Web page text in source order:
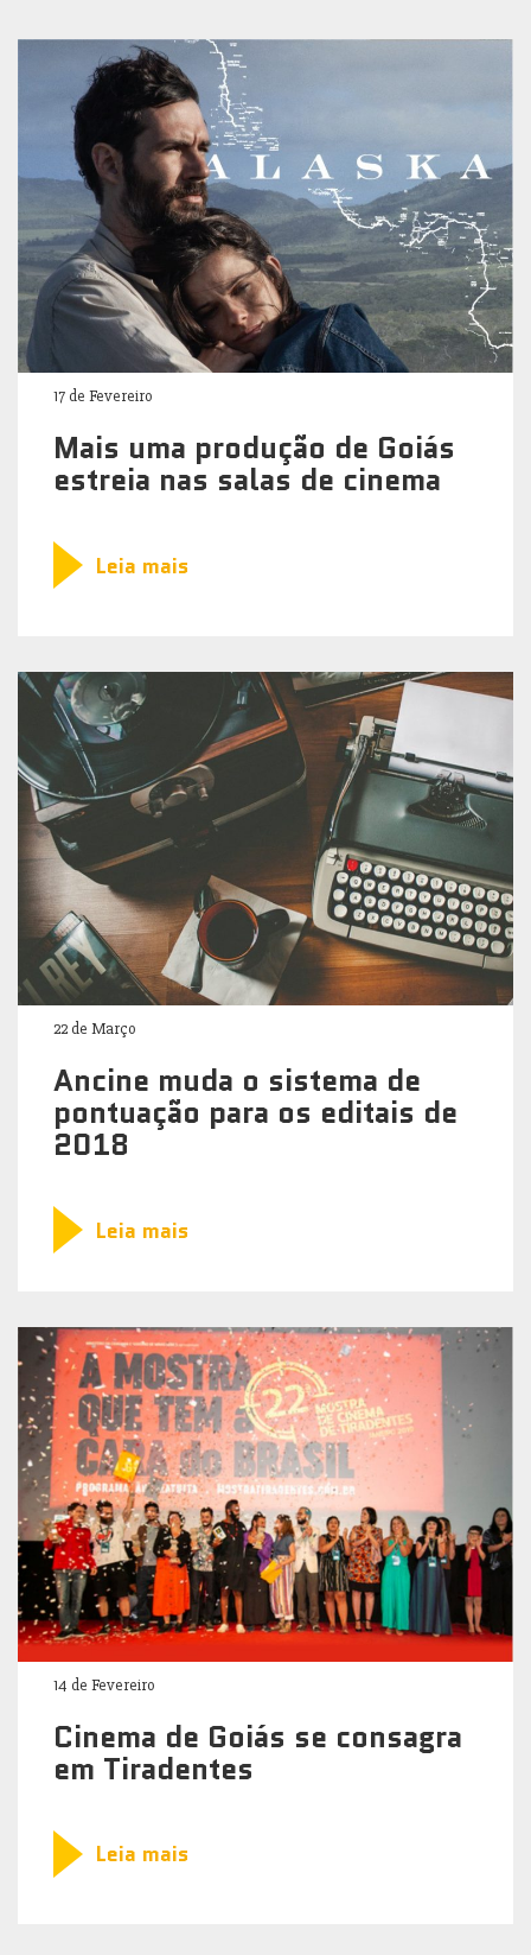
17 de Fevereiro
Mais uma produção de Goiás
estreia nas salas de cinema
Leia mais
22 de Março
Ancine muda o sistema de
pontuação para os editais de
2018
Leia mais
14 de Fevereiro
Cinema de Goiás se consagra
em Tiradentes
Leia mais